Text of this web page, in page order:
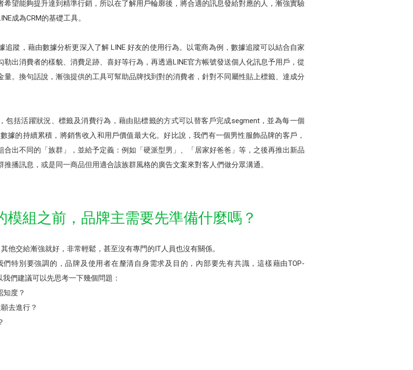
望能夠提升達到精準行銷，所以在了解用戶輪廓後，將合適的訊息發給對應的人，漸強實驗
成為CRM的基礎工具。
蹤，藉由數據分析更深入了解 LINE 好友的使用行為。以電商為例，數據追蹤可以結合自家
勒出消費者的樣貌、消費足跡、喜好等行為，再透過LINE官方帳號發送個人化訊息予用戶，從
。換句話說，漸強提供的工具可幫助品牌找到對的消費者，針對不同屬性貼上標籤、達成分
包括活躍狀況、標籤及消費行為，藉由貼標籤的方式可以替客戶完成segment，並為每一個
據的持續累積，將銷售收入和用戶價值最大化。好比說，我們有一個男性服飾品牌的客戶，
出不同的「族群」，並給予定義：例如「硬派型男」、「居家好爸爸」等，之後再推出新品
播訊息，或是同一商品但用適合該族群風格的廣告文案來對客人們做分眾溝通。
模組之前，品牌主需要先準備什麼嗎？
他交給漸強就好，非常輕鬆，甚至沒有專門的IT人員也沒有關係。
特別要強調的，品牌及使用者在釐清自身需求及目的，內部要先有共識，這樣藉由TOP-
們建議可以先思考一下幾個問題：
知度？
去進行？